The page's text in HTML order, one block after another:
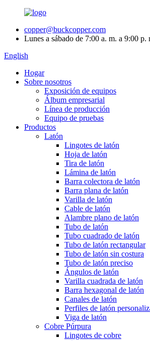
copper@buckcopper.com
Lunes a sábado de 7:00 a. m. a 9:00 p.
English
Hogar
Sobre nosotros
Exposición de equipos
Álbum empresarial
Línea de producción
Equipo de pruebas
Productos
Latón
Lingotes de latón
Hoja de latón
Tira de latón
Lámina de latón
Barra colectora de latón
Barra plana de latón
Varilla de latón
Cable de latón
Alambre plano de latón
Tubo de latón
Tubo cuadrado de latón
Tubo de latón rectangular
Tubo de latón sin costura
Tubo de latón preciso
Ángulos de latón
Varilla cuadrada de latón
Barra hexagonal de latón
Canales de latón
Perfiles de latón
Viga de latón
Cobre Púrpura
Lingotes de cobre